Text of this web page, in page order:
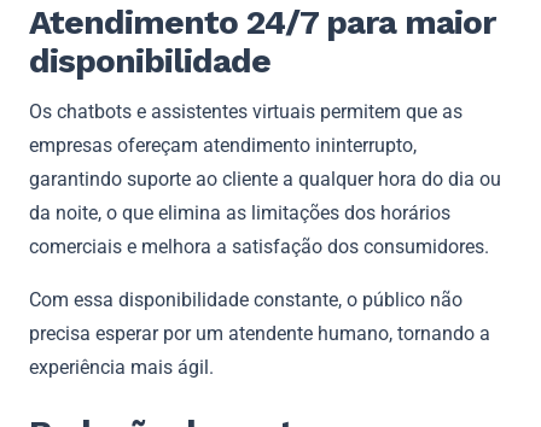
Atendimento 24/7 para maior
disponibilidade
Os chatbots e assistentes virtuais permitem que as
empresas ofereçam atendimento ininterrupto,
garantindo suporte ao cliente a qualquer hora do dia ou
da noite, o que elimina as limitações dos horários
comerciais e melhora a satisfação dos consumidores.
Com essa disponibilidade constante, o público não
precisa esperar por um atendente humano, tornando a
experiência mais ágil.